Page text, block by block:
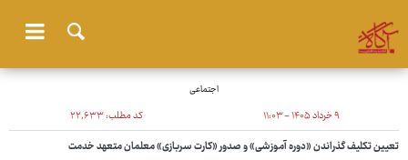
اجتماعی
۹ خرداد ۱۴۰۵ - ۱۱:۰۳ کد مطلب:۲۲٬۶۳۳
تعیین تکلیف گذراندن «دوره آموزشی» و صدور «کارت سربازی» معلمان متعهد خدمت